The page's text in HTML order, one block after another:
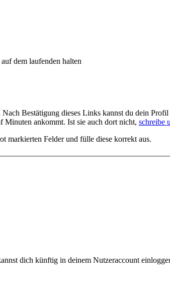
dem laufenden halten
Bestätigung dieses Links kannst du dein
Minuten ankommt. Ist sie auch dort nicht, schreibe
markierten Felder und fülle diese korrekt aus.
dich künftig in deinem Nutzeraccount